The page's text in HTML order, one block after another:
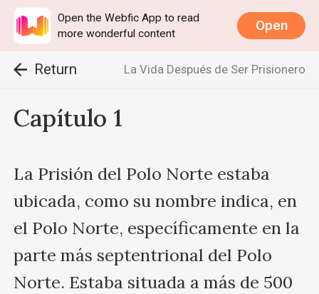
Open the Webfic App to read
more wonderful content
Open
Return La Vida Después de Ser Prisionero
Capítulo 1
La Prisión del Polo Norte estaba
ubicada, como su nombre indica, en
el Polo Norte, específicamente en la
parte más septentrional del Polo
Norte. Estaba situada a más de 500